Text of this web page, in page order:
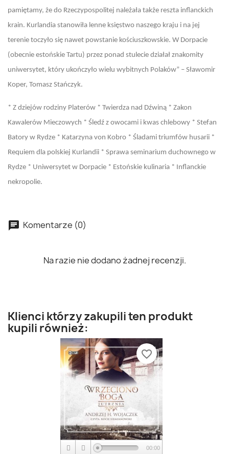
pamiętamy, że do Rzeczypospolitej należała także reszta inflanckich
krain. Kurlandia stanowiła lenne księstwo naszego kraju i na jej
terenie toczyło się nawet powstanie kościuszkowskie. W Dorpacie
(obecnie estońskie Tartu) przez ponad stulecie działał znakomity
uniwersytet, który ukończyło wielu wybitnych Polaków” – Sławomir
Koper, Tomasz Stańczyk.
* Z dziejów rodziny Platerów * Twierdza nad Dźwiną * Zakon
Kawalerów Mieczowych * Śledź z owocami i kwas chlebowy * Stefan
Batory w Rydze * Katarzyna von Kobro * Śladami triumfów husarii *
Requiem dla polskiej Kurlandii * Sprawa seminarium duchownego w
Rydze * Uniwersytet w Dorpacie * Estońskie kulinaria * Inflanckie
nekropolie.
Komentarze (0)
Na razie nie dodano żadnej recenzji.
Klienci którzy zakupili ten produkt
kupili również:
00:00
favorite_border